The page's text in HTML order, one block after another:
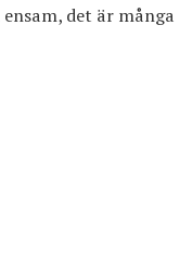
det är många